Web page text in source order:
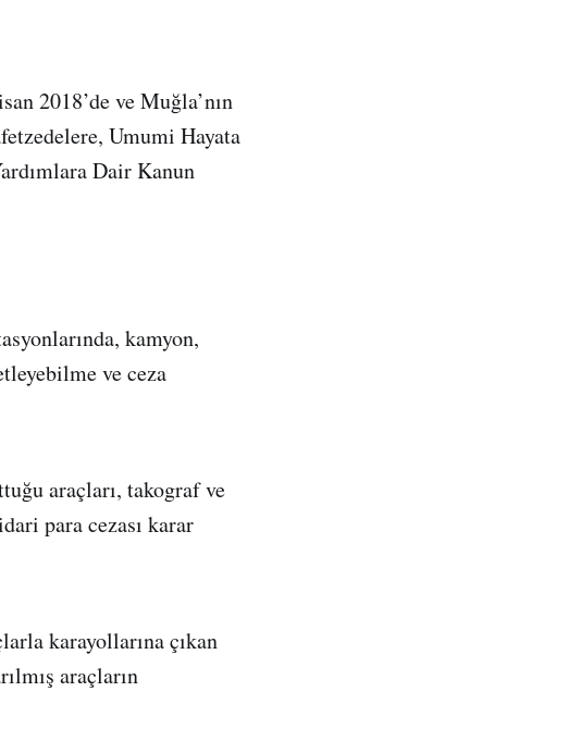
2018’de ve Muğla’nın
Umumi Hayata
Dair Kanun
kamyon,
ve ceza
araçları, takograf ve
para cezası karar
karayollarına çıkan
araçların